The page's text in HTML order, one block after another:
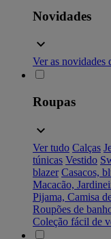
Novidades
Ver as novidades
Roupas
Ver tudo Calças
túnicas Vestido
blazer Casacos,
Macacão,
Pijama, Camisa
Roupões de
Coleção fácil de